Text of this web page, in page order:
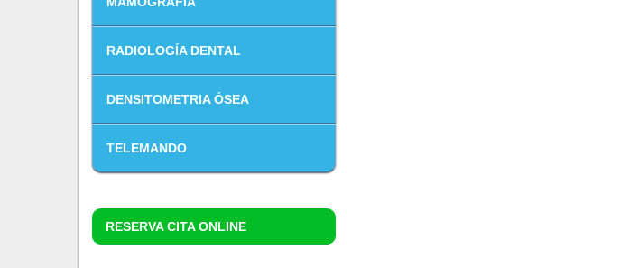
RADIOLOGÍA DENTAL
DENSITOMETRIA ÓSEA
TELEMANDO
RESERVA CITA ONLINE